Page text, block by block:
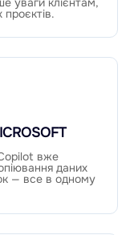
проєктів.
вже
даних
— все в одному